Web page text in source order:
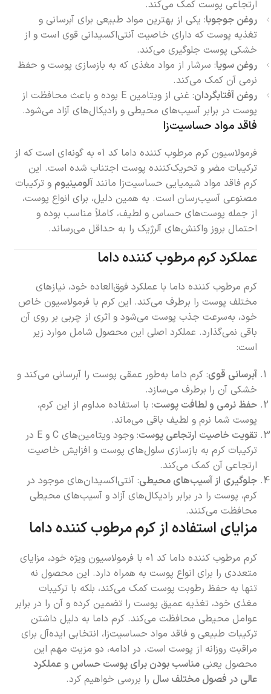
ارتجاعی پوست کمک می‌کند.
روغن جوجوبا: یکی از بهترین مواد طبیعی برای آبرسانی و
تغذیه پوست که دارای خاصیت آنتی‌اکسیدانی قوی است و از
خشکی پوست جلوگیری می‌کند.
روغن سویا: سرشار از مواد مغذی که به بازسازی پوست و حفظ
نرمی آن کمک می‌کند.
روغن آفتابگردان
: غنی از ویتامین E بوده و باعث محافظت از
پوست در برابر آسیب‌های محیطی و رادیکال‌های آزاد می‌شود.
فاقد مواد حساسیت‌زا
فرمولاسیون کرم مرطوب کننده داما کد 01 به گونه‌ای است که از
ترکیبات مضر و تحریک‌کننده پوست اجتناب شده است. این
کرم فاقد مواد شیمیایی حساسیت‌زا مانندآلومینیوم و ترکیبات
مصنوعی آسیب‌رسان است. به همین دلیل، برای انواع پوست،
از جمله پوست‌های حساس و لطیف، کاملاً مناسب بوده و
احتمال بروز واکنش‌های آلرژیک را به حداقل می‌رساند.
عملکرد کرم مرطوب کننده داما
کرم مرطوب کننده داما با عملکرد فوق‌العاده خود، نیازهای
مختلف پوست را برطرف می‌کند. این کرم با فرمولاسیون خاص
خود، به‌سرعت جذب پوست می‌شود و اثری از چربی بر روی آن
باقی نمی‌گذارد. عملکرد اصلی این محصول شامل موارد زیر
است:
آبرسانی قوی: کرم داما به‌طور عمقی پوست را آبرسانی می‌کند و
خشکی آن را برطرف می‌سازد.
حفظ نرمی و لطافت پوست: با استفاده مداوم از این کرم،
پوست شما نرم و لطیف باقی می‌ماند.
تقویت خاصیت ارتجاعی پوست
: وجود ویتامین‌های C و E در
ترکیبات کرم به بازسازی سلول‌های پوست و افزایش خاصیت
ارتجاعی آن کمک می‌کند.
جلوگیری از آسیب‌های محیطی: آنتی‌اکسیدان‌های موجود در
کرم، پوست را در برابر رادیکال‌های آزاد و آسیب‌های محیطی
محافظت می‌کنند.
مزایای استفاده از کرم مرطوب کننده داما
کرم مرطوب کننده داما کد 01 با فرمولاسیون ویژه خود، مزایای
متعددی را برای انواع پوست به همراه دارد. این محصول نه
تنها به حفظ رطوبت پوست کمک می‌کند، بلکه با ترکیبات
مغذی خود، تغذیه عمیق پوست را تضمین کرده و آن را در برابر
عوامل محیطی محافظت می‌کند. کرم داما به دلیل داشتن
ترکیبات طبیعی و فاقد مواد حساسیت‌زا، انتخابی ایده‌آل برای
مراقبت روزانه از پوست است. در ادامه، دو مزیت مهم این
محصول یعنیمناسب بودن برای پوست حساس وعملکرد
عالی در فصول مختلف سال را بررسی خواهیم کرد.